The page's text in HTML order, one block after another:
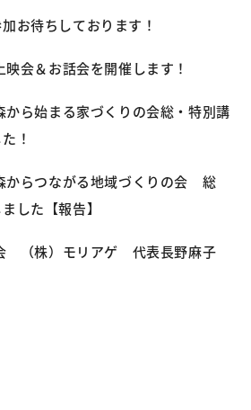
お待ちしております！
会＆お話会を開催します！
ら始まる家づくりの会総・特別講
！
からつながる地域づくりの会 総
した【報告】
（株）モリアゲ 代表長野麻子